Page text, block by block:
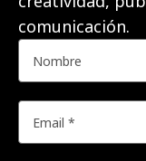
comunicación.